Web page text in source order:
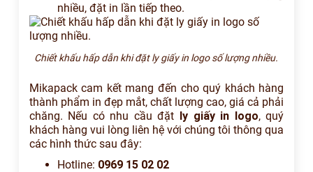
nhiều, đặt in lần tiếp theo.
Chiết khấu hấp dẫn khi đặt ly giấy in logo số lượng nhiều.
Mikapack cam kết mang đến cho quý khách hàng
thành phẩm in đẹp mắt, chất lượng cao, giá cả phải
chăng. Nếu có nhu cầu đặt
ly giấy in logo, quý
khách hàng vui lòng liên hệ với chúng tôi thông qua
các hình thức sau đây:
Hotline: 0969 15 02 02